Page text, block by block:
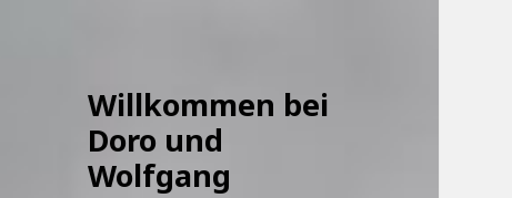
Willkommen bei
Doro und
Wolfgang